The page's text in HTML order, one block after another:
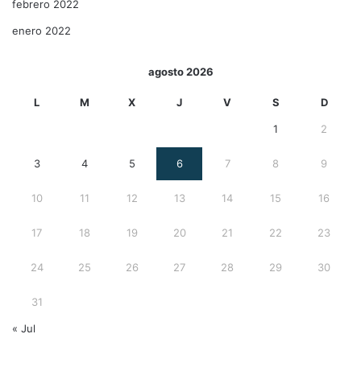
febrero 2022
enero 2022
agosto 2026
L M X J V S D
1 2
3 4 5 6 7 8 9
10 11 12 13 14 15 16
17 18 19 20 21 22 23
24 25 26 27 28 29 30
31
« Jul